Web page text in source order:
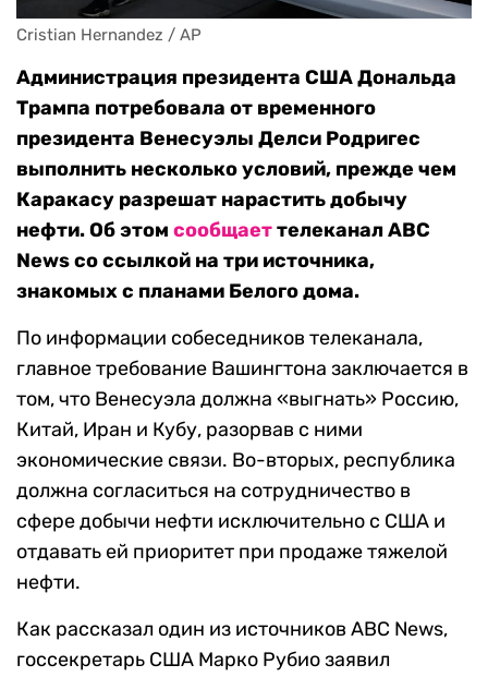
Cristian Hernandez / AP
Администрация президента США Дональда
Трампа потребовала от временного
президента Венесуэлы Делси Родригес
выполнить несколько условий, прежде чем
Каракасу разрешат нарастить добычу
нефти. Об этом сообщаеттелеканал ABC
News со ссылкой на три источника,
знакомых с планами Белого дома.
По информации собеседников телеканала,
главное требование Вашингтона заключается в
том, что Венесуэла должна «выгнать» Россию,
Китай, Иран и Кубу, разорвав с ними
экономические связи. Во-вторых, республика
должна согласиться на сотрудничество в
сфере добычи нефти исключительно с США и
отдавать ей приоритет при продаже тяжелой
нефти.
Как рассказал один из источников ABC News,
госсекретарь США Марко Рубио заявил